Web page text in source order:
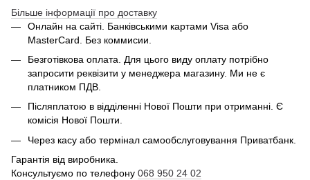
Більше інформації про доставку
Онлайн на сайті. Банківськими картами Visa або
MasterCard. Без коммисии.
Безготівкова оплата. Для цього виду оплату потрібно
запросити реквізити у менеджера магазину. Ми не є
платником ПДВ.
Післяплатою в відділенні Нової Пошти при отриманні. Є
комісія Нової Пошти.
Через касу або термінал самообслуговування Приватбанк.
Гарантія від виробника.
Консультуємо по телефону 068 950 24 02